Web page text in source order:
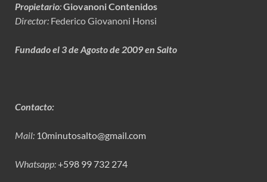
Propietario:Giovanoni Contenidos
Director: Federico Giovanoni Honsi
Fundado el 3 de Agosto de 2009 en Salto
Contacto:
Mail: 10minutosalto@gmail.com
Whatsapp:+598 99 732 274